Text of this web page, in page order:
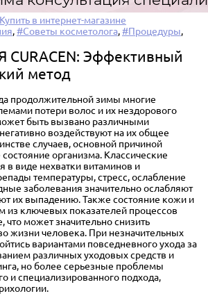
Купить в интернет-магазине
,#Советы косметолога,#Процедуры,
Эффективный
метод
продолжительной зимы многие
потери волос и их нездорового
быть вызвано различными
воздействуют на их общее
случаев, основной причиной
организма. Классические
в виде нехватки витаминов и
температуры, стресс, ослабление
заболевания значительно ослабляют
их выпадению. Также состояние кожи и
из ключевых показателей процессов
что может значительно снизить
жизни человека. При незначительных
вариантами повседневного ухода за
различных уходовых средств и
но более серьезные проблемы
и специализированного подхода,